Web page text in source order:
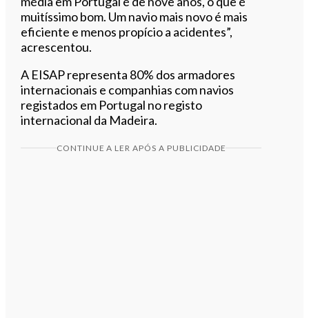
muitíssimo bom. Um navio mais novo é mais
eficiente e menos propício a acidentes”,
acrescentou.
A EISAP representa 80% dos armadores
internacionais e companhias com navios
registados em Portugal no registo
internacional da Madeira.
CONTINUE A LER APÓS A PUBLICIDADE